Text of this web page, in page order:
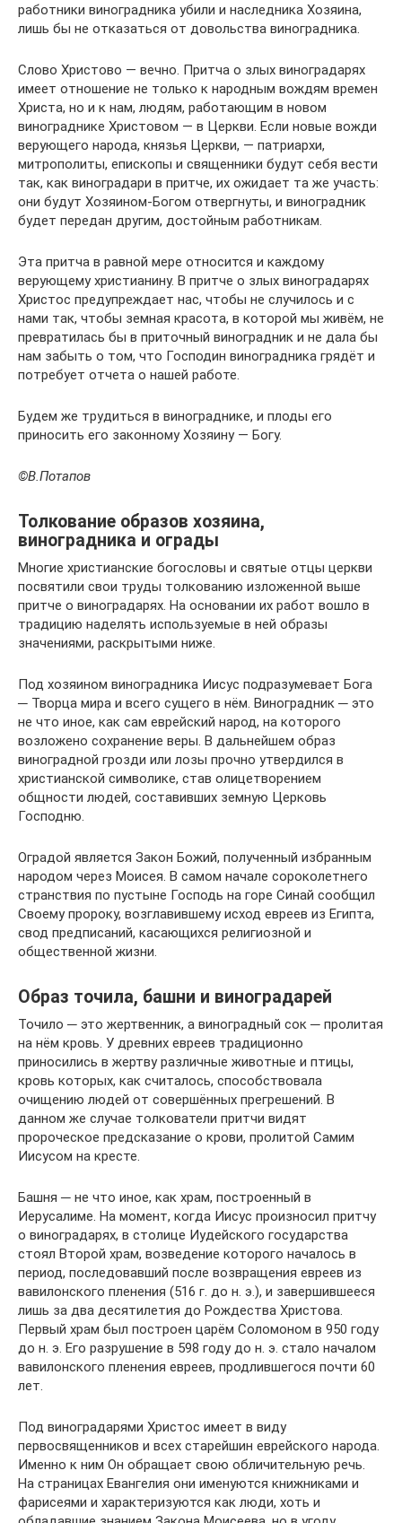
работники виноградника убили и наследника Хозяина,
лишь бы не отказаться от довольства виноградника.
Слово Христово — вечно. Притча о злых виноградарях
имеет отношение не только к народным вождям времен
Христа, но и к нам, людям, работающим в новом
винограднике Христовом — в Церкви. Если новые вожди
верующего народа, князья Церкви, — патриархи,
митрополиты, епископы и священники будут себя вести
так, как виноградари в притче, их ожидает та же участь:
они будут Хозяином-Богом отвергнуты, и виноградник
будет передан другим, достойным работникам.
Эта притча в равной мере относится и каждому
верующему христианину. В притче о злых виноградарях
Христос предупреждает нас, чтобы не случилось и с
нами так, чтобы земная красота, в которой мы живём, не
превратилась бы в приточный виноградник и не дала бы
нам забыть о том, что Господин виноградника грядёт и
потребует отчета о нашей работе.
Будем же трудиться в винограднике, и плоды его
приносить его законному Хозяину — Богу.
©В.Потапов
Толкование образов хозяина,
виноградника и ограды
Многие христианские богословы и святые отцы церкви
посвятили свои труды толкованию изложенной выше
притче о виноградарях. На основании их работ вошло в
традицию наделять используемые в ней образы
значениями, раскрытыми ниже.
Под хозяином виноградника Иисус подразумевает Бога
─ Творца мира и всего сущего в нём. Виноградник ─ это
не что иное, как сам еврейский народ, на которого
возложено сохранение веры. В дальнейшем образ
виноградной грозди или лозы прочно утвердился в
христианской символике, став олицетворением
общности людей, составивших земную Церковь
Господню.
Оградой является Закон Божий, полученный избранным
народом через Моисея. В самом начале сороколетнего
странствия по пустыне Господь на горе Синай сообщил
Своему пророку, возглавившему исход евреев из Египта,
свод предписаний, касающихся религиозной и
общественной жизни.
Образ точила, башни и виноградарей
Точило ─ это жертвенник, а виноградный сок ─ пролитая
на нём кровь. У древних евреев традиционно
приносились в жертву различные животные и птицы,
кровь которых, как считалось, способствовала
очищению людей от совершённых прегрешений. В
данном же случае толкователи притчи видят
пророческое предсказание о крови, пролитой Самим
Иисусом на кресте.
Башня ─ не что иное, как храм, построенный в
Иерусалиме. На момент, когда Иисус произносил притчу
о виноградарях, в столице Иудейского государства
стоял Второй храм, возведение которого началось в
период, последовавший после возвращения евреев из
вавилонского пленения (516 г. до н. э.), и завершившееся
лишь за два десятилетия до Рождества Христова.
Первый храм был построен царём Соломоном в 950 году
до н. э. Его разрушение в 598 году до н. э. стало началом
вавилонского пленения евреев, продлившегося почти 60
лет.
Под виноградарями Христос имеет в виду
первосвященников и всех старейшин еврейского народа.
Именно к ним Он обращает свою обличительную речь.
На страницах Евангелия они именуются книжниками и
фарисеями и характеризуются как люди, хоть и